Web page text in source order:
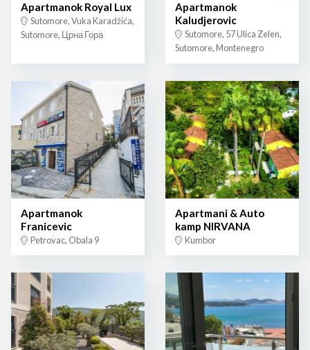
Apartmanok Royal Lux
Sutomore, Vuka Karadžića,
Sutomore, Црна Гора
Apartmanok
Kaludjerovic
Sutomore, 57 Ulica Zelen,
Sutomore, Montenegro
Apartmanok
Franicevic
Petrovac, Obala 9
Apartmani & Auto
kamp NIRVANA
Kumbor